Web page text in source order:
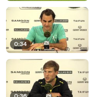
0:34